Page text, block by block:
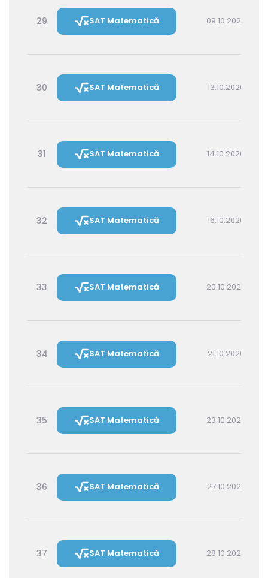
29 SAT Matematică 09.10.2026 16:00
30 SAT Matematică 13.10.2026 16:00
31 SAT Matematică 14.10.2026 14:30
32 SAT Matematică 16.10.2026 16:00
33 SAT Matematică 20.10.2026 16:00
34 SAT Matematică 21.10.2026 14:30
35 SAT Matematică 23.10.2026 16:00
36 SAT Matematică 27.10.2026 16:00
37 SAT Matematică 28.10.2026 14:30